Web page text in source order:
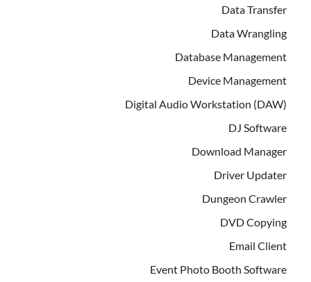
Data Transfer
Data Wrangling
Database Management
Device Management
Digital Audio Workstation (DAW)
DJ Software
Download Manager
Driver Updater
Dungeon Crawler
DVD Copying
Email Client
Event Photo Booth Software